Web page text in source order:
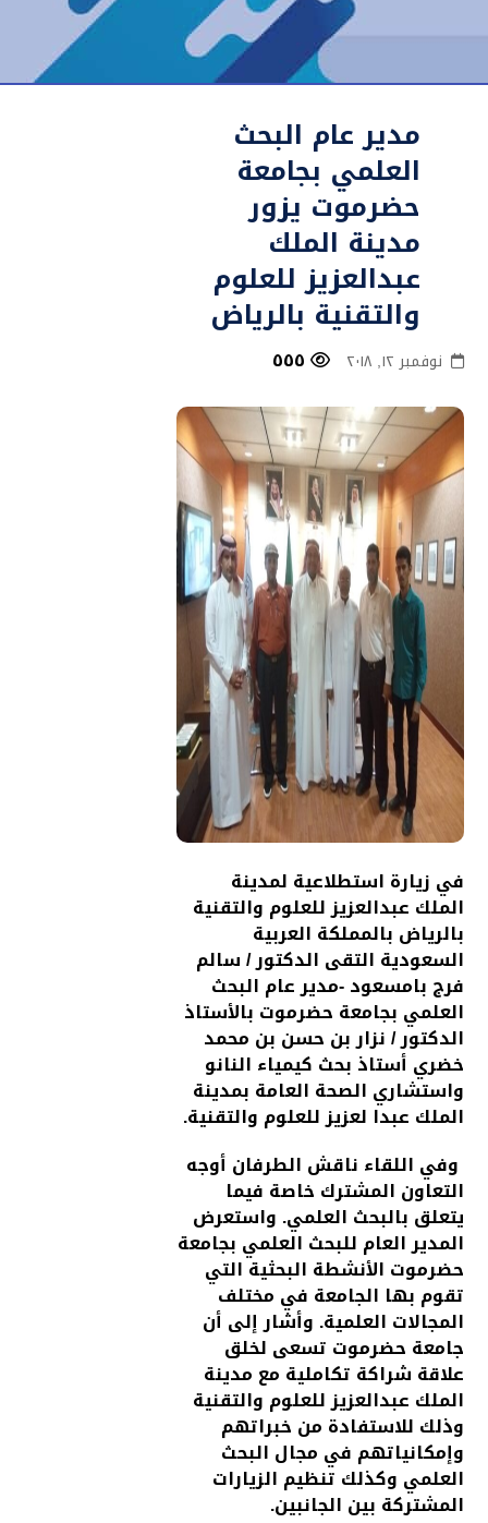
مدير عام البحث
العلمي بجامعة
حضرموت يزور
مدينة الملك
عبدالعزيز للعلوم
والتقنية بالرياض
نوفمبر ١٢, ٢٠١٨
في زيارة استطلاعية لمدينة
الملك عبدالعزيز للعلوم والتقنية
بالرياض بالمملكة العربية
السعودية التقى الدكتور / سالم
فرج بامسعود -مدير عام البحث
العلمي بجامعة حضرموت بالأستاذ
الدكتور / نزار بن حسن بن محمد
خضري أستاذ بحث كيمياء النانو
واستشاري الصحة العامة بمدينة
الملك عبدا لعزيز للعلوم والتقنية.
وفي اللقاء ناقش الطرفان أوجه
التعاون المشترك خاصة فيما
يتعلق بالبحث العلمي. واستعرض
المدير العام للبحث العلمي بجامعة
حضرموت الأنشطة البحثية التي
تقوم بها الجامعة في مختلف
المجالات العلمية. وأشار إلى أن
جامعة حضرموت تسعى لخلق
علاقة شراكة تكاملية مع مدينة
الملك عبدالعزيز للعلوم والتقنية
وذلك للاستفادة من خبراتهم
وإمكانياتهم في مجال البحث
العلمي وكذلك تنظيم الزيارات
المشتركة بين الجانبين.